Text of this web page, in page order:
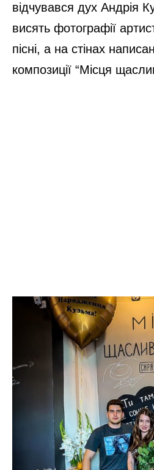
відчувався дух Андрія
висять фотографії
пісні, а на стінах
композиції “Місця